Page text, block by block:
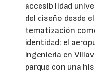
accesibilidad
del diseño desde
tematización
identidad: el
ingeniería en
parque con una